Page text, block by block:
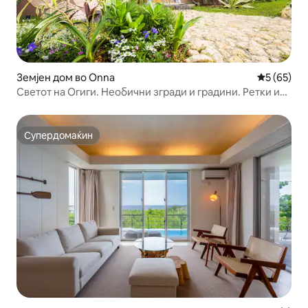
Земјен дом во Onna Просечна
5 (65)
Светот на Огиги. Необични згради и градини. Ретки и
Супердомаќин
Супердомаќин